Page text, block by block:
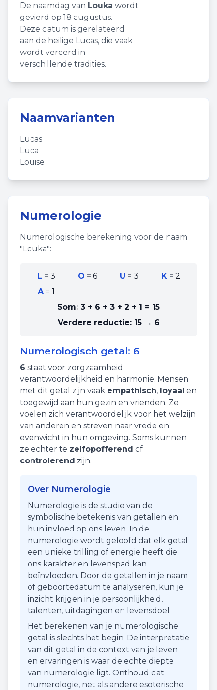
De naamdag van Louka wordt
gevierd op 18 augustus.
Deze datum is gerelateerd
aan de heilige Lucas, die vaak
wordt vereerd in
verschillende tradities.
Naamvarianten
Lucas
Luca
Louise
Numerologie
Numerologische berekening voor de naam
"Louka":
L =3 O =6 U =3 K= 2
A=1
Som: 3 + 6 + 3 + 2 + 1 = 15
Verdere reductie: 15 → 6
Numerologisch getal: 6
6 staat voor zorgzaamheid ,
verantwoordelijkheid en harmonie. Mensen
met dit getal zijn vaak empathisch, loyaal en
toegewijd aan hun gezin en vrienden. Ze
voelen zich verantwoordelijk voor het welzijn
van anderen en streven naar vrede en
evenwicht in hun omgeving. Soms kunnen
ze echter te zelfopofferend of
controlerend zijn.
Over Numerologie
Numerologie is de studie van de
symbolische betekenis van getallen en
hun invloed op ons leven. In de
numerologie wordt geloofd dat elk getal
een unieke trilling of energie heeft die
ons karakter en levenspad kan
beïnvloeden. Door de getallen in je naam
of geboortedatum te analyseren, kun je
inzicht krijgen in je persoonlijkheid,
talenten, uitdagingen en levensdoel.
Het berekenen van je numerologische
getal is slechts het begin. De interpretatie
van dit getal in de context van je leven
en ervaringen is waar de echte diepte
van numerologie ligt. Onthoud dat
numerologie, net als andere esoterische